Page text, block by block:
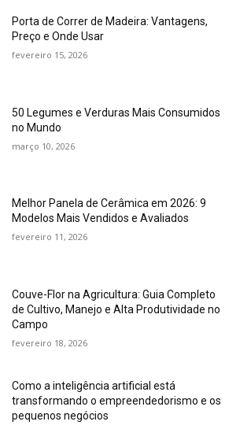
Porta de Correr de Madeira: Vantagens,
Preço e Onde Usar
fevereiro 15, 2026
50 Legumes e Verduras Mais Consumidos
no Mundo
março 10, 2026
Melhor Panela de Cerâmica em 2026: 9
Modelos Mais Vendidos e Avaliados
fevereiro 11, 2026
Couve-Flor na Agricultura: Guia Completo
de Cultivo, Manejo e Alta Produtividade no
Campo
fevereiro 18, 2026
Como a inteligência artificial está
transformando o empreendedorismo e os
pequenos negócios